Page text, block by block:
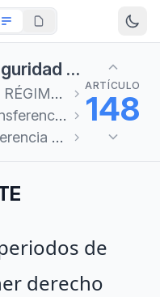
Ley del Instituto de Seguridad y Servicios Sociales de los Trabajadores del Estado
OBLIGATORIO
los Derechos
Instituto y el IMSS
ARTÍCULO
148
de
derecho